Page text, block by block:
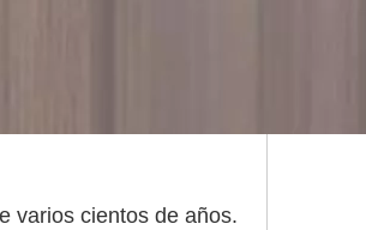
varios cientos de años.